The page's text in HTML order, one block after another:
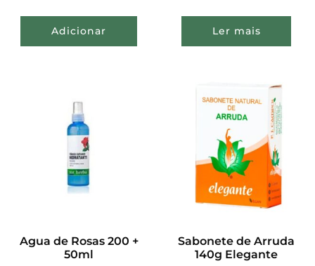
Adicionar Ler mais
Agua de Rosas 200 +
50ml
Sabonete de Arruda
140g Elegante